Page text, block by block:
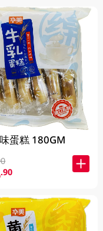
蛋糕 180GM
.90